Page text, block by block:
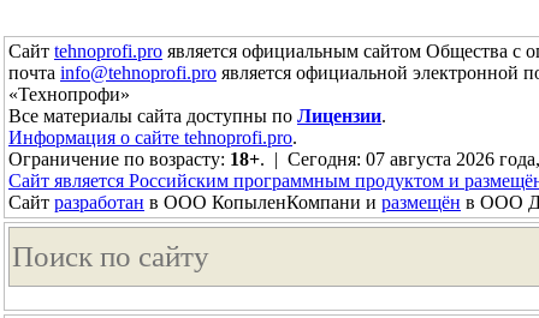
Сайт tehnoprofi.pro является официальным сайтом Общества с
почта info@tehnoprofi.pro является официальной электронной
«Технопрофи»
Все материалы сайта доступны по Лицензии.
Информация о сайте tehnoprofi.pro.
Ограничение по возрасту: 18+. | Сегодня: 07 августа 2026
Сайт является Российским программным продуктом и
Сайт разработан в ООО КопыленКомпани и размещён в ООО